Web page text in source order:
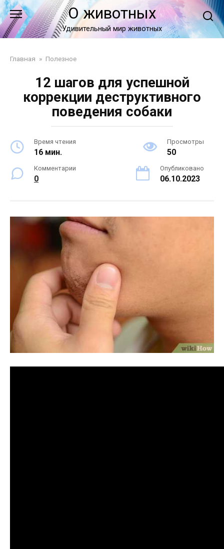
Перейти
к
контенту
О животных
Удивительный мир животных
Главная » Полезное
12 шагов для успешной
коррекции деструктивного
поведения собаки
Время чтения
16 мин.
Просмотры
50
Комментарии
0
Опубликовано
06.10.2023